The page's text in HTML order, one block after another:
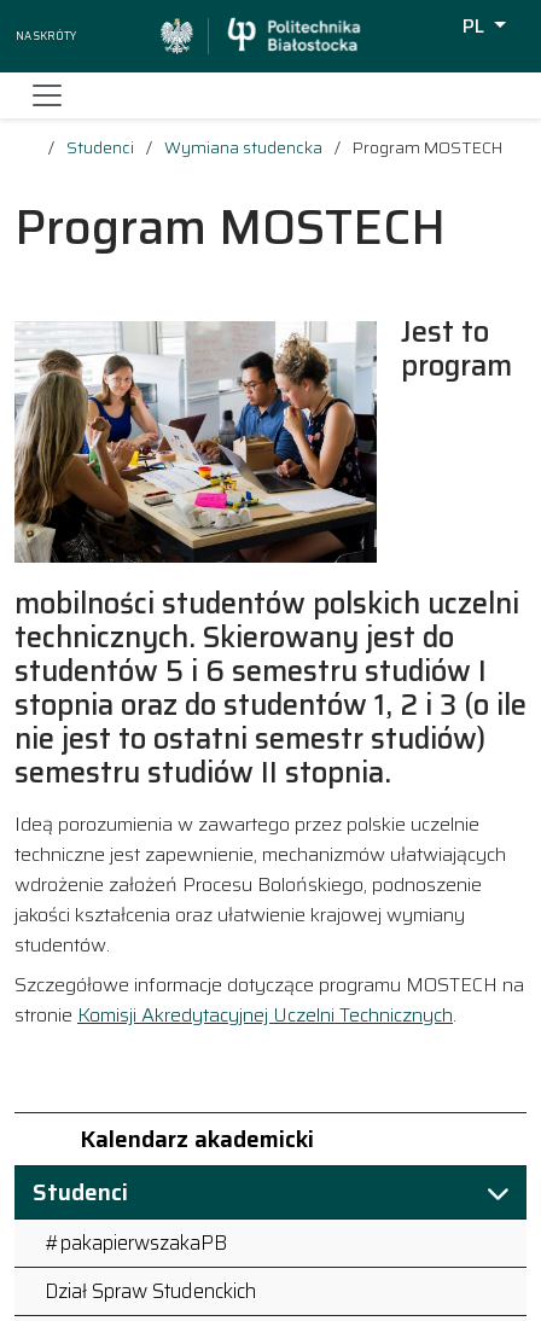
Na skróty
PL
Studenci Wymiana studencka Program MOSTECH
Program MOSTECH
Jest to
program
mobilności studentów polskich uczelni
technicznych. Skierowany jest do
studentów 5 i 6 semestru studiów I
stopnia oraz do studentów 1, 2 i 3 (o ile
nie jest to ostatni semestr studiów)
semestru studiów II stopnia.
Ideą porozumienia w zawartego przez polskie uczelnie
techniczne jest zapewnienie, mechanizmów ułatwiających
wdrożenie założeń Procesu Bolońskiego, podnoszenie
jakości kształcenia oraz ułatwienie krajowej wymiany
studentów.
Szczegółowe informacje dotyczące programu MOSTECH na
stronie Komisji Akredytacyjnej Uczelni Technicznych.
Kalendarz akademicki
Studenci
#pakapierwszakaPB
Dział Spraw Studenckich